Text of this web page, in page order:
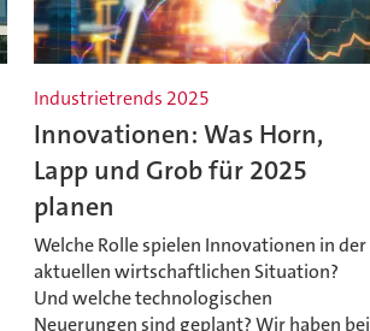
Industrietrends 2025
Innovationen: Was Horn,
Lapp und Grob für 2025
planen
Welche Rolle spielen Innovationen in der
aktuellen wirtschaftlichen Situation?
Und welche technologischen
Neuerungen sind geplant? Wir haben bei